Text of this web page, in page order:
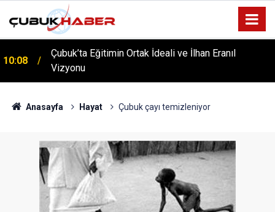
10:08
Çubuk’ta Eğitimin Ortak İdeali ve İlhan Eranıl
Vizyonu
ÇUBUK’TA ‘YAZA MERHABA’ COŞKUSU: Kursiyerler
Gönüllerince Eğlendi!
Anasayfa Hayat Çubuk çayı temizleniyor